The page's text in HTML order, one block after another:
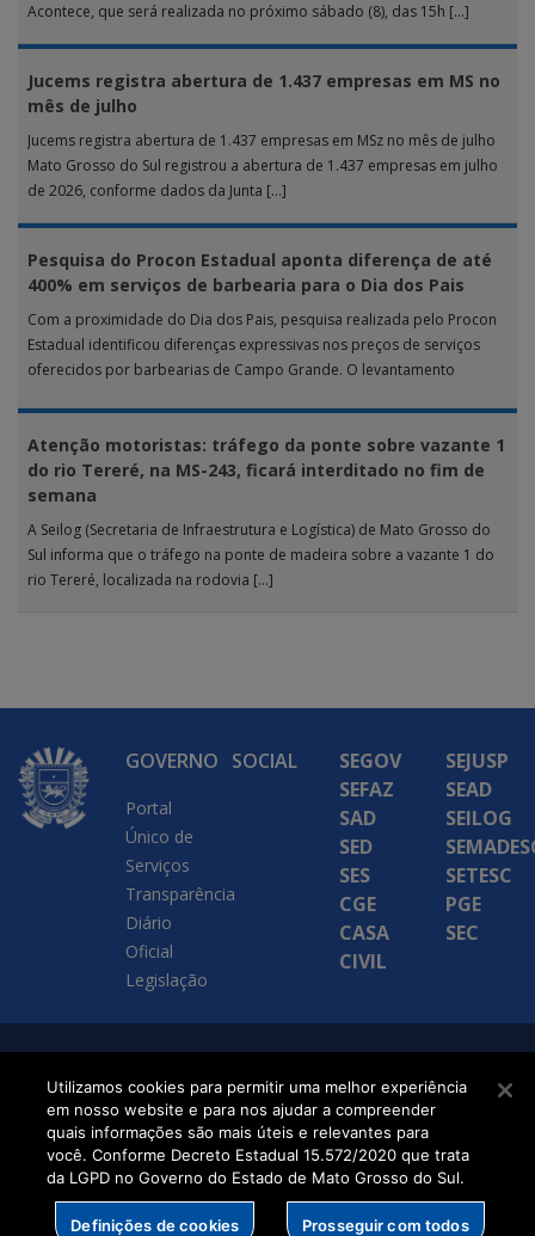
Acontece, que será realizada no próximo sábado (8), das 15h […]
Jucems registra abertura de 1.437 empresas em MS no
mês de julho
Jucems registra abertura de 1.437 empresas em MSz no mês de julho
Mato Grosso do Sul registrou a abertura de 1.437 empresas em julho
de 2026, conforme dados da Junta […]
Pesquisa do Procon Estadual aponta diferença de até
400% em serviços de barbearia para o Dia dos Pais
Com a proximidade do Dia dos Pais, pesquisa realizada pelo Procon
Estadual identificou diferenças expressivas nos preços de serviços
oferecidos por barbearias de Campo Grande. O levantamento
Atenção motoristas: tráfego da ponte sobre vazante 1
do rio Tereré, na MS-243, ficará interditado no fim de
semana
A Seilog (Secretaria de Infraestrutura e Logística) de Mato Grosso do
Sul informa que o tráfego na ponte de madeira sobre a vazante 1 do
rio Tereré, localizada na rodovia […]
GOVERNO
Portal
Único de
Serviços
Transparência
Diário
Oficial
Legislação
SOCIAL
SEGOV
SEFAZ
SAD
SED
SES
CGE
CASA
CIVIL
SEJUSP
SEAD
SEILOG
SETESC
PGE
SEC
Executiva de
Transformação Digital
Utilizamos cookies para permitir uma melhor experiência
em nosso website e para nos ajudar a compreender
quais informações são mais úteis e relevantes para
você. Conforme Decreto Estadual 15.572/2020 que trata
da LGPD no Governo do Estado de Mato Grosso do Sul.
Definições de cookies Prosseguir com todos